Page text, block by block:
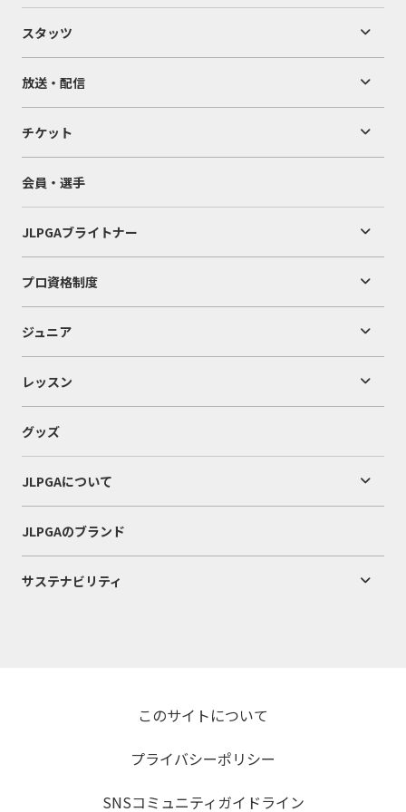
スタッツ
放送・配信
チケット
会員・選手
JLPGAブライトナー
プロ資格制度
ジュニア
レッスン
グッズ
JLPGAについて
JLPGAのブランド
サステナビリティ
このサイトについて
プライバシーポリシー
SNSコミュニティガイドライン